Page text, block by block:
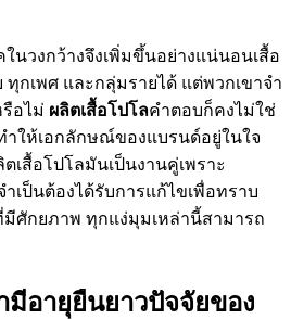
นวงกว้างจึงเพิ่มขึ้นอย่างแน่นอนเสื้อ
กเพศ และกลุ่มรายได้ แต่พวกเขาจำ
อไม่ ผลิตเสื้อโปโลคำตอบก็คงไม่ใช่
ำให้เอกลักษณ์ของแบรนด์อยู่ในใจ
เสื้อโปโลมันเป็นงานคู่เพราะ
เป็นต้องได้รับการแก้ไขเพื่อทราบ
ศักยภาพ ทุกแง่มุมเหล่านี้สามารถ
มีอายุยืนยาวปัจจัยของ